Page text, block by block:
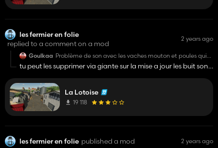
les fermier en folie
replied to a comment on a mod
2 years ago
Goulkaa Problème de son avec les vaches mouton et poules qui
marche en continue et on y entends plus rien , je ne
penses pas que cela sois normal :/ possible de me
tu peut les supprimer via giante sur la mise a jour les buit sont
La Lotoise
19 118
les fermier en folie published a mod 2 years ago